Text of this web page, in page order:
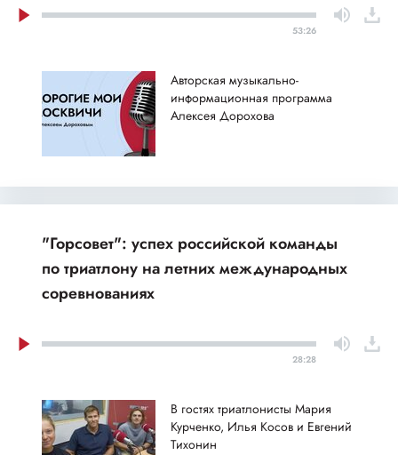
53:26
Авторская музыкально-
информационная программа
Алексея Дорохова
"Горсовет": успех российской команды
по триатлону на летних международных
соревнованиях
28:28
В гостях триатлонисты Мария
Курченко, Илья Косов и Евгений
Тихонин